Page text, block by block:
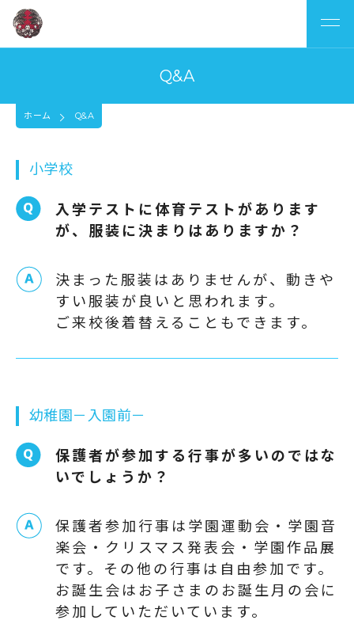
Q&A
ホーム Q&A
小学校
入学テストに体育テストがあります
が、服装に決まりはありますか？
決まった服装はありませんが、動きや
すい服装が良いと思われます。
ご来校後着替えることもできます。
幼稚園－入園前－
保護者が参加する行事が多いのではな
いでしょうか？
保護者参加行事は学園運動会・学園音
楽会・クリスマス発表会・学園作品展
です。その他の行事は自由参加です。
お誕生会はお子さまのお誕生月の会に
参加していただいています。